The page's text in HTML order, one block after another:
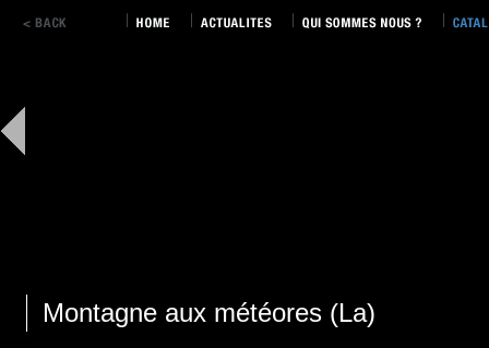
Montagne aux météores (La)